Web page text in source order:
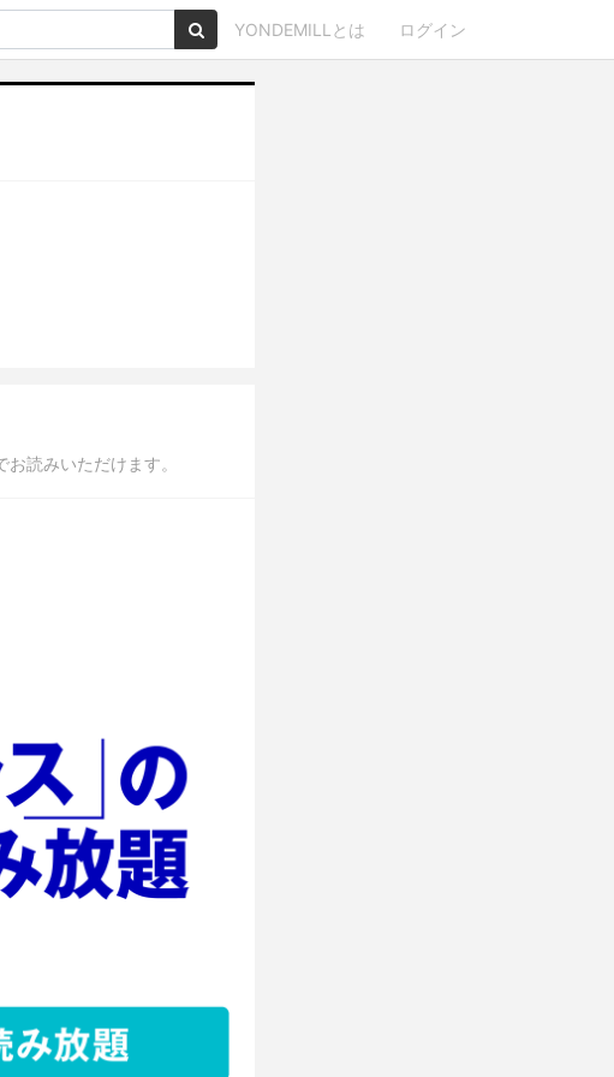
YONDEMILLとは ログイン
読みいただけます。